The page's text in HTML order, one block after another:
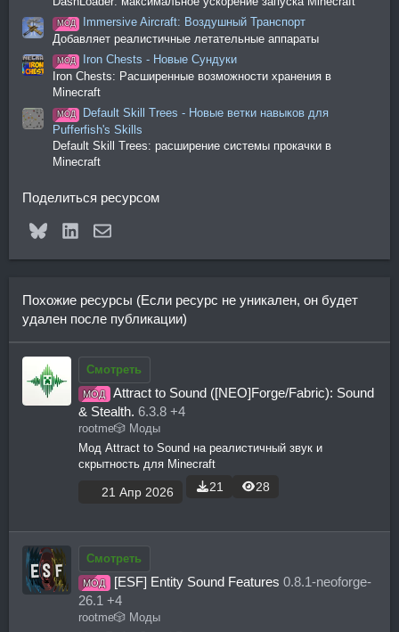
МОД
Immersive Aircraft: Воздушный Транспорт
Добавляет реалистичные летательные аппараты
МОД
Iron Chests - Новые Сундуки
Iron Chests: Расширенные возможности хранения в
Minecraft
МОД
Default Skill Trees - Новые ветки навыков для
Pufferfish's Skills
Default Skill Trees: расширение системы прокачки в
Minecraft
Поделиться ресурсом
BlueskyLinkedInЭлектронная почта
Похожие ресурсы (Если ресурс не уникален, он будет
удален после публикации)
Смотреть
МОД
Attract to Sound ([NEO]Forge/Fabric): Sound
& Stealth. 6.3.8 +4
rootme🎲 Моды
Мод Attract to Sound на реалистичный звук и
скрытность для Minecraft
21 Апр 2026 21 28
Смотреть
МОД [ESF] Entity Sound Features 0.8.1-neoforge-
26.1 +4
rootme🎲 Моды